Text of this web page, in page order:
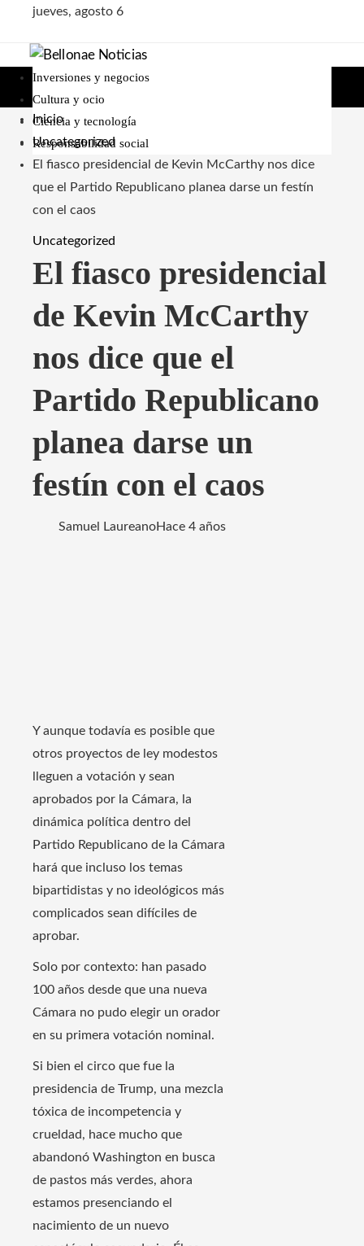
jueves, agosto 6
Inversiones y negocios
Cultura y ocio
Ciencia y tecnología
Responsabilidad social
Inicio
Uncategorized
El fiasco presidencial de Kevin McCarthy nos dice
que el Partido Republicano planea darse un festín
con el caos
Uncategorized
El fiasco presidencial
de Kevin McCarthy
nos dice que el
Partido Republicano
planea darse un
festín con el caos
Samuel LaureanoHace 4 años
Y aunque todavía es posible que
otros proyectos de ley modestos
lleguen a votación y sean
aprobados por la Cámara, la
dinámica política dentro del
Partido Republicano de la Cámara
hará que incluso los temas
bipartidistas y no ideológicos más
complicados sean difíciles de
aprobar.
Solo por contexto: han pasado
100 años desde que una nueva
Cámara no pudo elegir un orador
en su primera votación nominal.
Si bien el circo que fue la
presidencia de Trump, una mezcla
tóxica de incompetencia y
crueldad, hace mucho que
abandonó Washington en busca
de pastos más verdes, ahora
estamos presenciando el
nacimiento de un nuevo